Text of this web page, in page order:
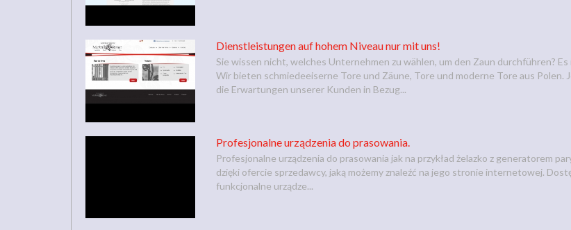
Dienstleistungen auf hohem Niveau nur mit uns!
Sie wissen nicht, welches Unternehmen zu wählen, um den Zaun durchführen?
Wir bieten schmiedeeiserne Tore und Zäune, Tore und moderne Tore aus
die Erwartungen unserer Kunden in Bezug...
Profesjonalne urządzenia do prasowania.
Profesjonalne urządzenia do prasowania jak na przykład żelazko z generatorem
dzięki ofercie sprzedawcy, jaką możemy znaleźć na jego stronie internetowej.
funkcjonalne urządze...